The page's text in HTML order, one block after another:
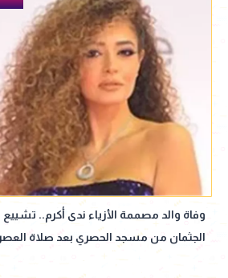
مهرجان الغردقة لسينما الشباب يكرّم حمادة
هلال ويطلق قسم صوت السينما